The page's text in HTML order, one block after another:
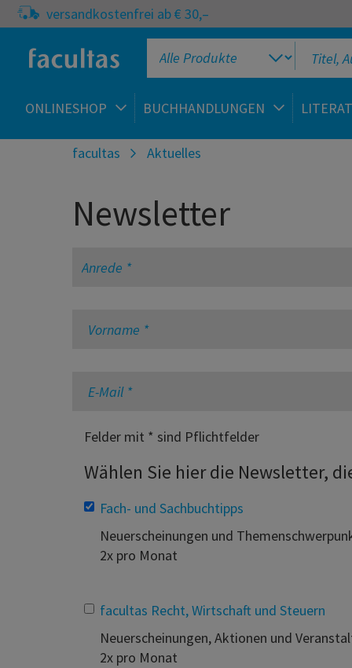
versandkostenfrei ab € 30,–
ONLINESHOP BUCHHANDLUNGEN
facultas Aktuelles
Newsletter
Felder mit * sind Pflichtfelder
Wählen Sie hier die Newsletter,
Fach- und Sachbuchtipps
Neuerscheinungen und
2x pro Monat
facultas Recht, Wirtschaft und Steuern
Neuerscheinungen, Aktionen und
2x pro Monat